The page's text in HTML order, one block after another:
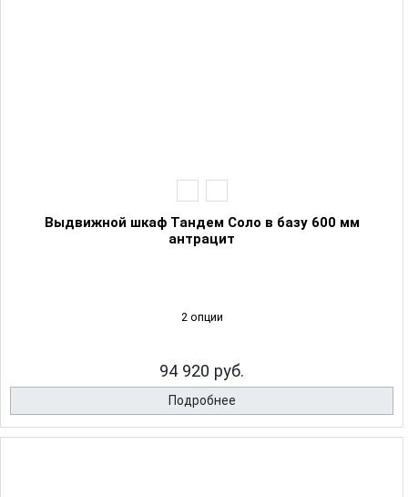
Выдвижной шкаф Тандем Соло в базу 600 мм
антрацит
2 опции
94 920 руб.
Подробнее